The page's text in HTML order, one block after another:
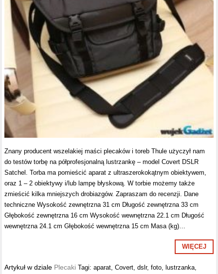
Znany producent wszelakiej maści plecaków i toreb Thule użyczył nam
do testów torbę na półprofesjonalną lustrzankę – model Covert DSLR
Satchel. Torba ma pomieścić aparat z ultraszerokokątnym obiektywem,
oraz 1 – 2 obiektywy i/lub lampę błyskową. W torbie możemy także
zmieścić kilka mniejszych drobiazgów. Zapraszam do recenzji. Dane
techniczne Wysokość zewnętrzna 31 cm Długość zewnętrzna 33 cm
Głębokość zewnętrzna 16 cm Wysokość wewnętrzna 22.1 cm Długość
wewnętrzna 24.1 cm Głębokość wewnętrzna 15 cm Masa (kg)…
WIĘCEJ
Artykuł w dziale Plecaki Tagi:aparat,Covert,dslr,foto, lustrzanka,